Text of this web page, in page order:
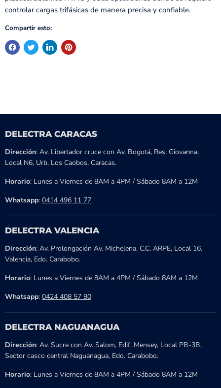
controlar cargas trifásicas de manera precisa y confiable.
Compartir esto:
DELECTRA CARACAS
Dirección: Av. Libertador cruce con Av. Bogotá, Res. Giovanna,
Local N6, Urb. Los Caobos, Caracas.
Horario: Lunes a Viernes de 8AM a 4PM / Sábado 8AM a 12M
Whatsapp: 0414 496 11 77
DELECTRA VALENCIA
Dirección: Av. Prolongación Av. Michelena, C.C. ARPE, Local 16.
Valencia, Edo. Carabobo.
Horario: Lunes a Viernes de 8AM a 4PM / Sábado 8AM a 12M
Whatsapp: 0424 408 57 90
DELECTRA NAGUANAGUA
Dirección: Av. Sucre con Av. Salom, Edif. Mensey, Local PB-3B,
Sector casco central Naguanagua, Edo. Carabobo.
Horario: Lunes a Viernes de 8AM a 4PM / Sábado 8AM a 12M